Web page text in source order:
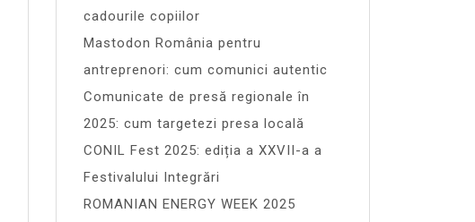
cadourile copiilor
Mastodon România pentru
antreprenori: cum comunici autentic
Comunicate de presă regionale în
2025: cum targetezi presa locală
CONIL Fest 2025: ediția a XXVII-a a
Festivalului Integrări
ROMANIAN ENERGY WEEK 2025